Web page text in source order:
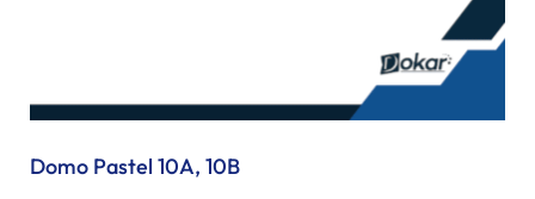
Domo Pastel 10A, 10B